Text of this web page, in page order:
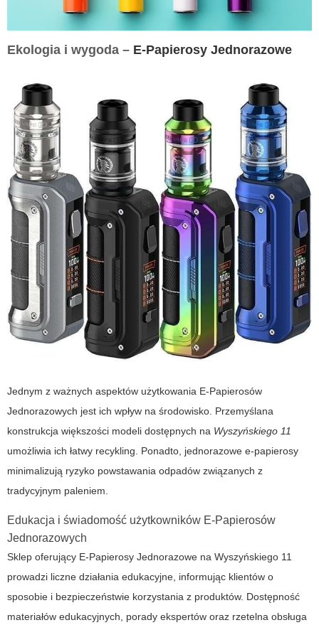
Ekologia i wygoda – E-Papierosy Jednorazowe
Jednym z ważnych aspektów użytkowania E-Papierosów
Jednorazowych jest ich wpływ na środowisko. Przemyślana
konstrukcja większości modeli dostępnych na Wyszyńskiego 11
umożliwia ich łatwy recykling. Ponadto, jednorazowe e-papierosy
minimalizują ryzyko powstawania odpadów związanych z
tradycyjnym paleniem.
Edukacja i świadomość użytkowników E-Papierosów
Jednorazowych
Sklep oferujący E-Papierosy Jednorazowe na Wyszyńskiego 11
prowadzi liczne działania edukacyjne, informując klientów o
sposobie i bezpieczeństwie korzystania z produktów. Dostępność
materiałów edukacyjnych, porady ekspertów oraz rzetelna obsługa